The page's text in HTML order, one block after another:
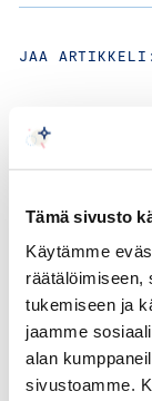
Tämä sivusto
Käytämme
räätälöimiseen,
tukemiseen ja
jaamme
alan
sivustoamme.
ajattelukykyä?
23.07.2026
Sähköinen
väliaikaista
JAA ARTIKKELI: